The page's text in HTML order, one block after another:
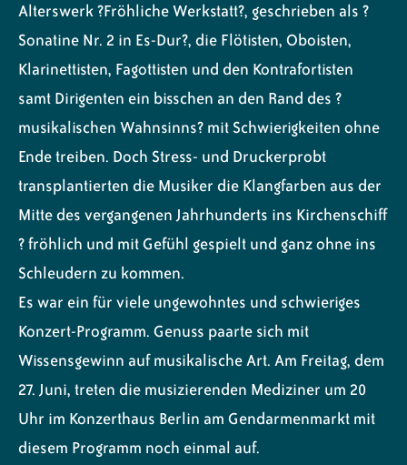
Alterswerk ?Fröhliche Werkstatt?, geschrieben als ?
Sonatine Nr. 2 in Es-Dur?, die Flötisten, Oboisten,
Klarinettisten, Fagottisten und den Kontrafortisten
samt Dirigenten ein bisschen an den Rand des ?
musikalischen Wahnsinns? mit Schwierigkeiten ohne
Ende treiben. Doch Stress- und Druckerprobt
transplantierten die Musiker die Klangfarben aus der
Mitte des vergangenen Jahrhunderts ins Kirchenschiff
? fröhlich und mit Gefühl gespielt und ganz ohne ins
Schleudern zu kommen.
Es war ein für viele ungewohntes und schwieriges
Konzert-Programm. Genuss paarte sich mit
Wissensgewinn auf musikalische Art. Am Freitag, dem
27. Juni, treten die musizierenden Mediziner um 20
Uhr im Konzerthaus Berlin am Gendarmenmarkt mit
diesem Programm noch einmal auf.